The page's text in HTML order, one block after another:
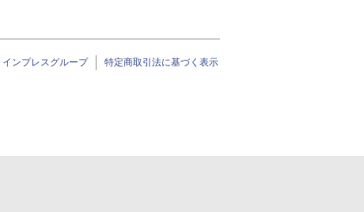
インプレスグループ 特定商取引法に基づく表示